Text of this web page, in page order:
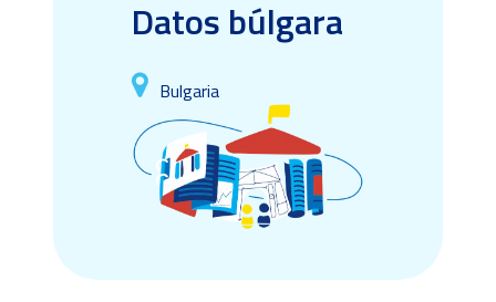
Datos búlgara
Bulgaria